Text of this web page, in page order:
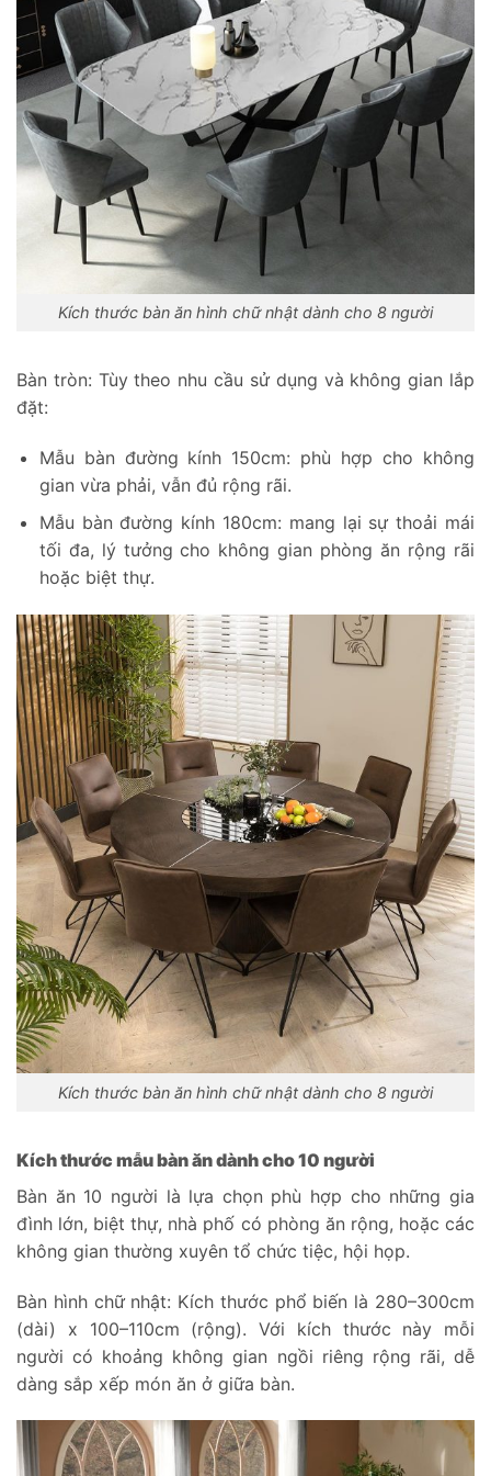
Kích thước bàn ăn hình chữ nhật dành cho 8 người
Bàn tròn: Tùy theo nhu cầu sử dụng và không gian lắp
đặt:
Mẫu bàn đường kính 150cm: phù hợp cho không
gian vừa phải, vẫn đủ rộng rãi.
Mẫu bàn đường kính 180cm: mang lại sự thoải mái
tối đa, lý tưởng cho không gian phòng ăn rộng rãi
hoặc biệt thự.
Kích thước bàn ăn hình chữ nhật dành cho 8 người
Kích thước mẫu bàn ăn dành cho 10 người
Bàn ăn 10 người là lựa chọn phù hợp cho những gia
đình lớn, biệt thự, nhà phố có phòng ăn rộng, hoặc các
không gian thường xuyên tổ chức tiệc, hội họp.
Bàn hình chữ nhật: Kích thước phổ biến là 280–300cm
(dài) x 100–110cm (rộng). Với kích thước này mỗi
người có khoảng không gian ngồi riêng rộng rãi, dễ
dàng sắp xếp món ăn ở giữa bàn.